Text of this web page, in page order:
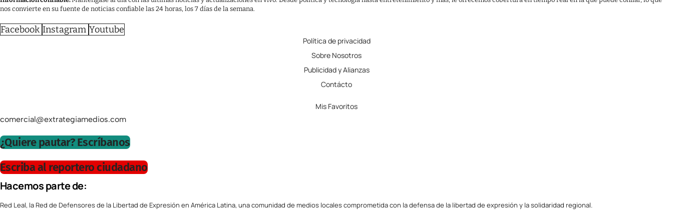
nos convierte en su fuente de noticias confiable las 24 horas, los 7 días de la semana.
Facebook Instagram Youtube
Política de privacidad
Sobre Nosotros
Publicidad y Alianzas
Contácto
Mis Favoritos
comercial@extrategiamedios.com
¿Quiere pautar? Escríbanos
Escriba al reportero ciudadano
Hacemos parte de:
Red Leal, la Red de Defensores de la Libertad de Expresión en América Latina, una comunidad de medios locales comprometida con la defensa de la libertad de expresión y la solidaridad regional.